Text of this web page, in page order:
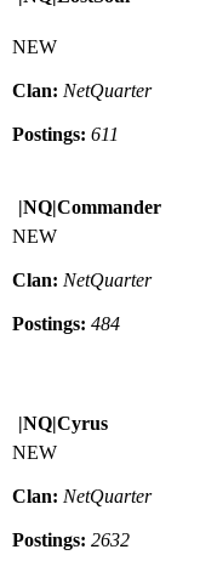
NEW
Clan: NetQuarter
Postings: 611
|NQ|Commander
NEW
Clan: NetQuarter
Postings: 484
|NQ|Cyrus
NEW
Clan: NetQuarter
Postings: 2632